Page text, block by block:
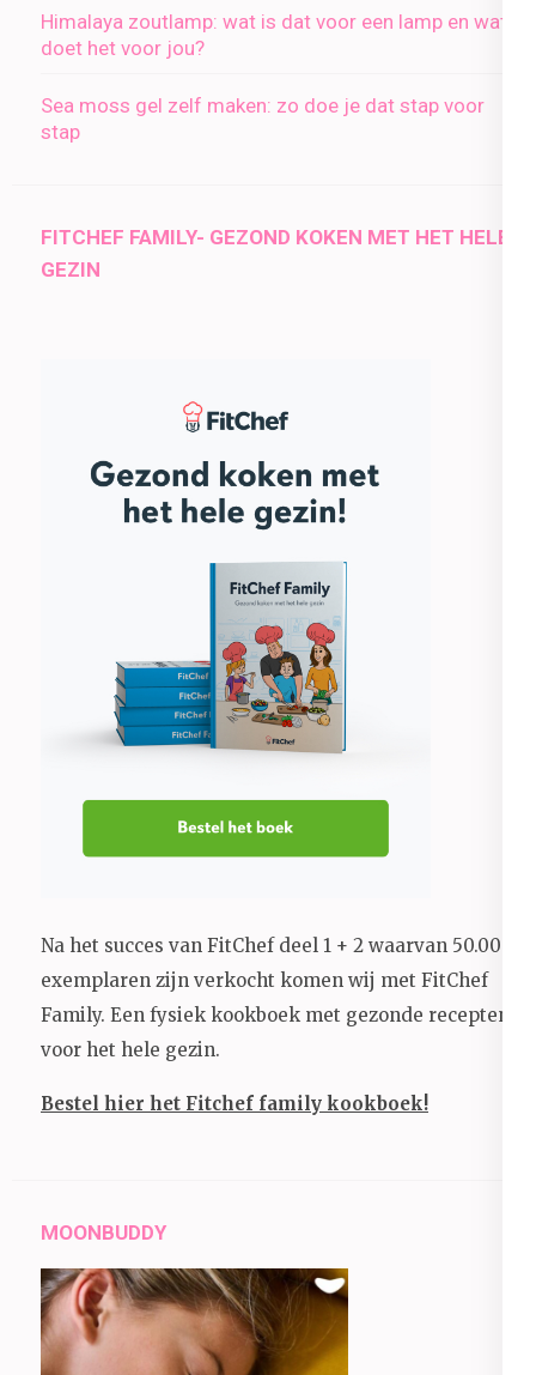
Himalaya zoutlamp: wat is dat voor een lamp en wat
doet het voor jou?
Sea moss gel zelf maken: zo doe je dat stap voor
stap
FITCHEF FAMILY- GEZOND KOKEN MET HET HELE
GEZIN
Na het succes van FitChef deel 1 + 2 waarvan 50.000+
exemplaren zijn verkocht komen wij met FitChef
Family. Een fysiek kookboek met gezonde recepten
voor het hele gezin.
Bestel hier het Fitchef family kookboek!
MOONBUDDY